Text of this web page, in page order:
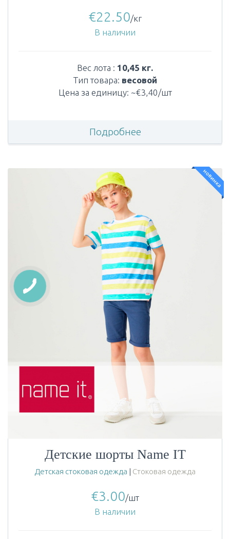
€22.50/кг
В наличии
Вес лота : 10,45 кг.
Тип товара: весовой
Цена за единицу: ~€3,40/шт
Подробнее
новинка
Детские шорты Name IT
Детская стоковая одежда | Стоковая одежда
€3.00/шт
В наличии